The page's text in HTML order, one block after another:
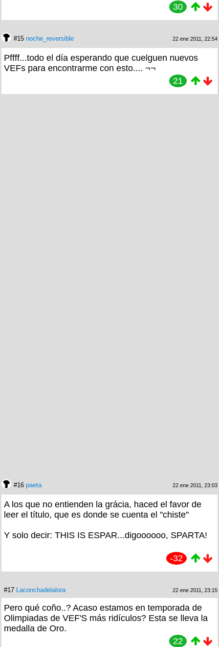
30
#15 noche_reversible 22 ene 2011, 22:54
Pffff...todo el día esperando que cuelguen nuevos
VEFs para encontrarme con esto.... ¬¬
21
#16 paeta 22 ene 2011, 23:03
A los que no entienden la grácia, haced el favor de
leer el título, que es donde se cuenta el "chiste"
Y solo decir: THIS IS ESPAR...digoooooo, SPARTA!
-32
#17 Laconchadelalora 22 ene 2011, 23:15
Pero qué coño..? Acaso estamos en temporada de
Olimpiadas de VEF'S más ridículos? Esta se lleva la
medalla de Oro.
22